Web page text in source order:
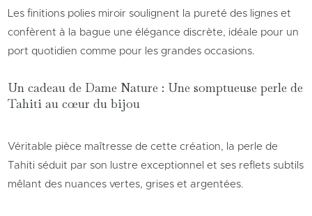
Les finitions polies miroir soulignent la pureté des lignes et
confèrent à la bague une élégance discrète, idéale pour un
port quotidien comme pour les grandes occasions.
Un cadeau de Dame Nature : Une somptueuse perle de
Tahiti au cœur du bijou
Véritable pièce maîtresse de cette création, la perle de
Tahiti séduit par son lustre exceptionnel et ses reflets subtils
mêlant des nuances vertes, grises et argentées.